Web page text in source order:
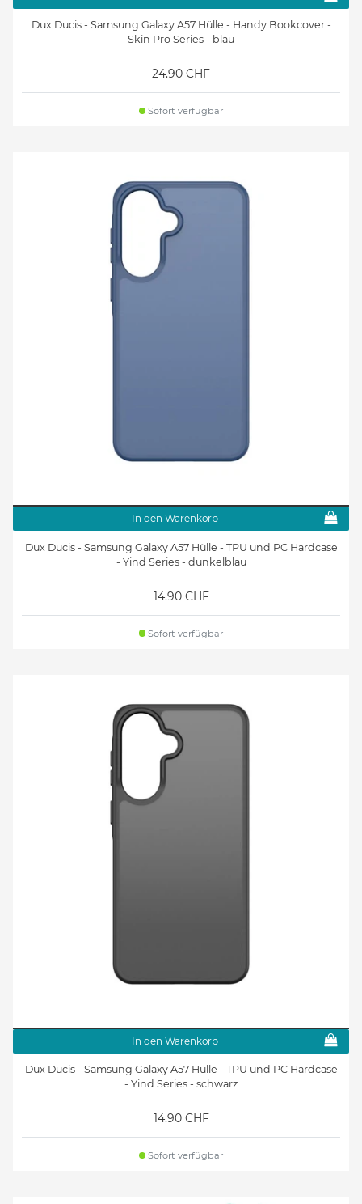
Dux Ducis - Samsung Galaxy A57 Hülle - Handy Bookcover -
Skin Pro Series - blau
24.90 CHF
Sofort verfügbar
In den Warenkorb
Dux Ducis - Samsung Galaxy A57 Hülle - TPU und PC Hardcase
- Yind Series - dunkelblau
14.90 CHF
Sofort verfügbar
In den Warenkorb
Dux Ducis - Samsung Galaxy A57 Hülle - TPU und PC Hardcase
- Yind Series - schwarz
14.90 CHF
Sofort verfügbar